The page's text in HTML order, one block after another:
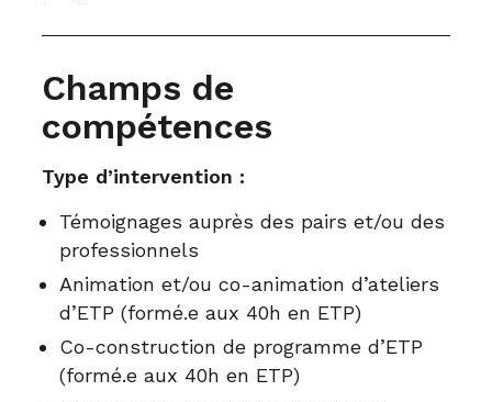
Champs de
compétences
Type d’intervention :
Témoignages auprès des pairs et/ou des
professionnels
Animation et/ou co-animation d’ateliers
d’ETP (formé.e aux 40h en ETP)
Co-construction de programme d’ETP
(formé.e aux 40h en ETP)